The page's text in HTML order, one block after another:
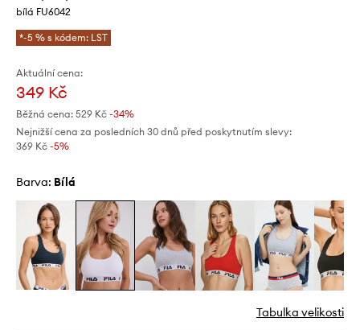
bílá FU6042
*-5 % s kódem: LST
Aktuální cena:
349 Kč
Běžná cena: 529 Kč -34%
Nejnižší cena za posledních 30 dnů před poskytnutím slevy:
369 Kč -5%
Barva: bílá
Tabulka velikosti